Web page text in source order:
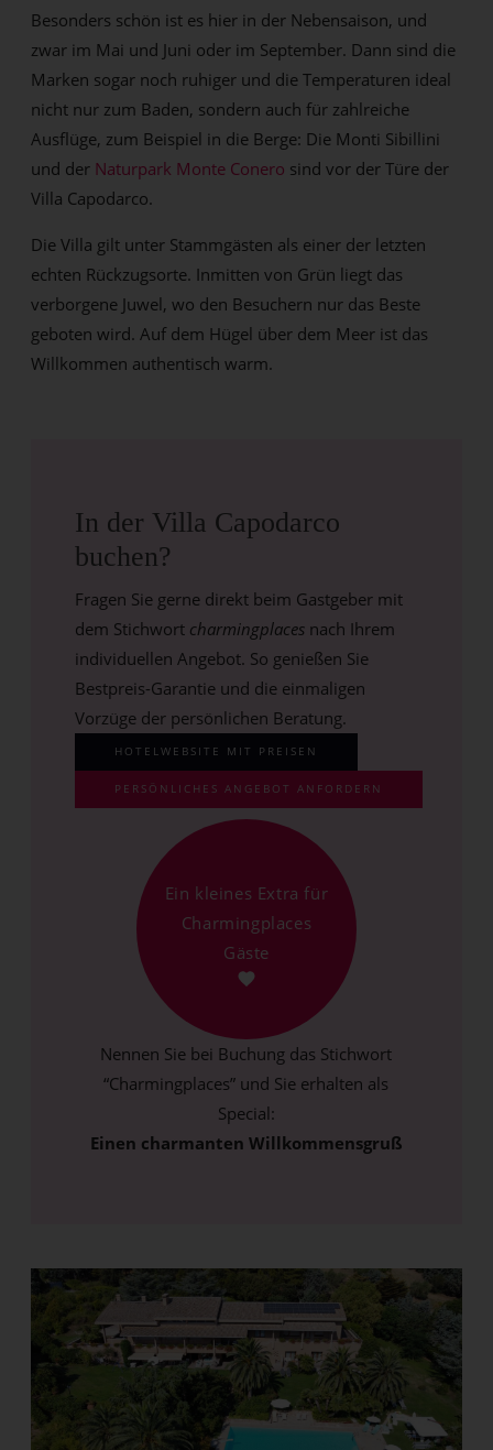
Besonders schön ist es hier in der Nebensaison, und
zwar im Mai und Juni oder im September. Dann sind die
Marken sogar noch ruhiger und die Temperaturen ideal
nicht nur zum Baden, sondern auch für zahlreiche
Ausflüge, zum Beispiel in die Berge: Die Monti Sibillini
und der Naturpark Monte Conero sind vor der Türe der
Villa Capodarco.
Die Villa gilt unter Stammgästen als einer der letzten
echten Rückzugsorte. Inmitten von Grün liegt das
verborgene Juwel, wo den Besuchern nur das Beste
geboten wird. Auf dem Hügel über dem Meer ist das
Willkommen authentisch warm.
In der Villa Capodarco
buchen?
Fragen Sie gerne direkt beim Gastgeber mit
dem Stichwort charmingplaces nach Ihrem
individuellen Angebot. So genießen Sie
Bestpreis-Garantie und die einmaligen
Vorzüge der persönlichen Beratung.
HOTELWEBSITE MIT PREISEN
PERSÖNLICHES ANGEBOT ANFORDERN
Ein kleines Extra für
Charmingplaces
Gäste
Nennen Sie bei Buchung das Stichwort
“Charmingplaces” und Sie erhalten als
Special:
Einen charmanten Willkommensgruß